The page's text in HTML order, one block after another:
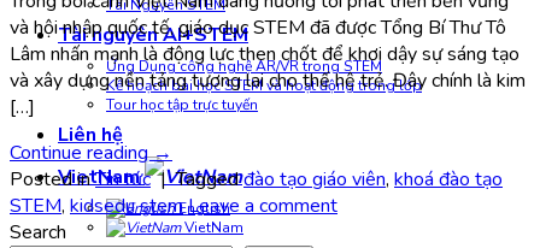
Tài Nguyên STEM
Tài nguyên AI+STEM
Ứng Dụng công nghệ AR/VR trong STEM
Kế hoạch bài học STEM và hoạt động trong lớp
Tour học tập trực tuyến
Liên hệ
VietNam
English
VietNam
và hội nhập quốc tế, giáo dục STEM đã được Tổng Bí Thư Tô
Lâm nhấn mạnh là động lực then chốt để khơi dậy sự sáng tạo
và xây dựng nền tảng tương lai cho thế hệ trẻ. Đây chính là kim
[…]
Continue reading→
Posted inTin tức|Taggedđào tạo giáo viên, khoá đào tạo
STEM, kidsedu stemLeave a comment
Search